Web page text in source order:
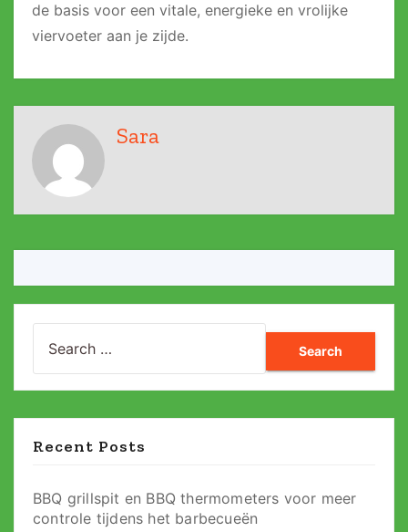
de basis voor een vitale, energieke en vrolijke
viervoeter aan je zijde.
Sara
for:
Recent Posts
BBQ grillspit en BBQ thermometers voor meer
controle tijdens het barbecueën